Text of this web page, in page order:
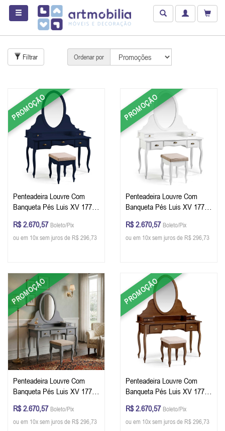
Filtrar Ordenar por
PROMOÇÃO
Penteadeira Louvre Com
Banqueta Pés Luis XV 177 x
Azul Petróleo
R$ 2.670,57 Boleto/Pix
ou em 10x sem juros de R$ 296,73
PROMOÇÃO
Penteadeira Louvre Com
Banqueta Pés Luis XV 177 x
Branco
R$ 2.670,57 Boleto/Pix
ou em 10x sem juros de R$ 296,73
PROMOÇÃO
Penteadeira Louvre Com
Banqueta Pés Luis XV 177 x
Cinza Escuro
R$ 2.670,57 Boleto/Pix
ou em 10x sem juros de R$ 296,73
PROMOÇÃO
Penteadeira Louvre Com
Banqueta Pés Luis XV 177 x
Imbuia Glazer
R$ 2.670,57 Boleto/Pix
ou em 10x sem juros de R$ 296,73